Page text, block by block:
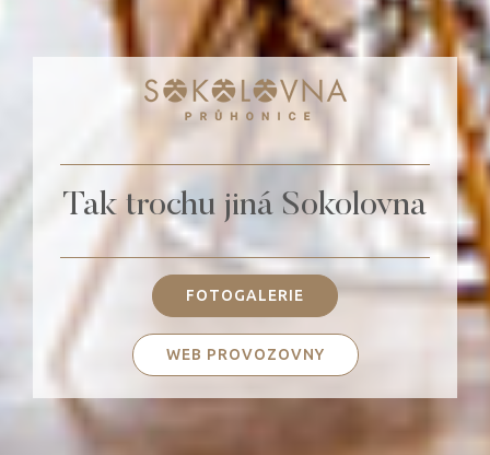
Tak trochu jiná Sokolovna
FOTOGALERIE
WEB PROVOZOVNY